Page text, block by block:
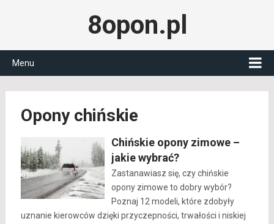
8opon.pl
Menu
Opony chińskie
Chińskie opony zimowe –
jakie wybrać?
Zastanawiasz się, czy chińskie
opony zimowe to dobry wybór?
Poznaj 12 modeli, które zdobyły
uznanie kierowców dzięki przyczepności, trwałości i niskiej